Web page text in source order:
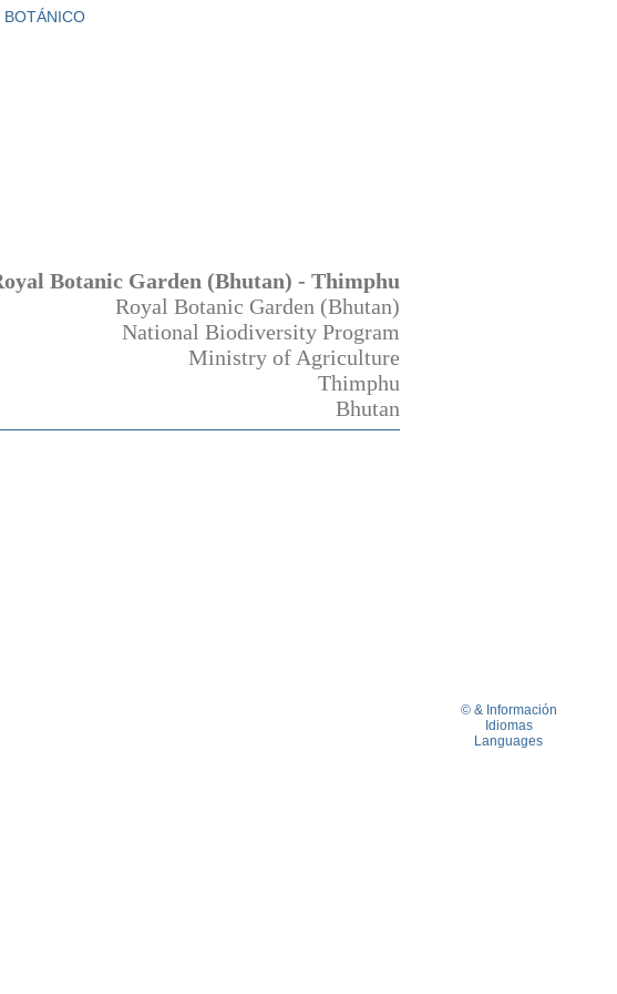
Botanic Garden (Bhutan) - Thimphu
Royal Botanic Garden (Bhutan)
National Biodiversity Program
Ministry of Agriculture
Thimphu
Bhutan
BOTÁNICO
© & Información
Idiomas
Languages